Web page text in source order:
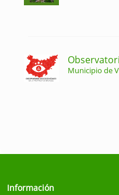
Municipio de
Información